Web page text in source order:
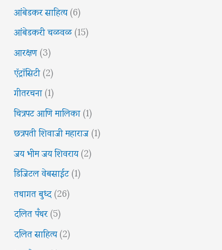
आंबेडकर साहित्य(6)
आंबेडकरी चळवळ(15)
आरक्षण(3)
ऍट्रॉसिटी(2)
गीतरचना(1)
चित्रपट आणि मालिका(1)
छत्रपती शिवाजी महाराज(1)
जय भीम जय शिवराय(2)
डिजिटल वेबसाईट(1)
तथागत बुध्द(26)
दलित पँथर(5)
दलित साहित्य(2)